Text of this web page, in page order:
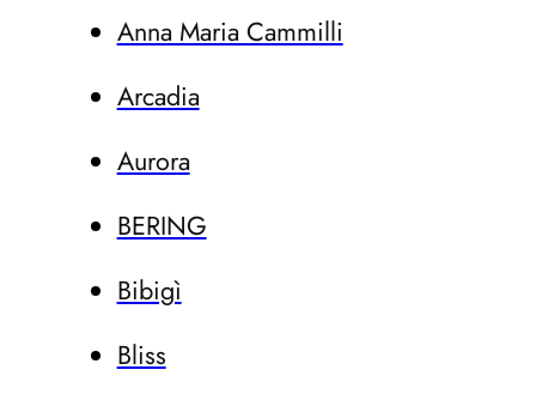
Anna Maria Cammilli
Arcadia
Aurora
BERING
Bibigì
Bliss